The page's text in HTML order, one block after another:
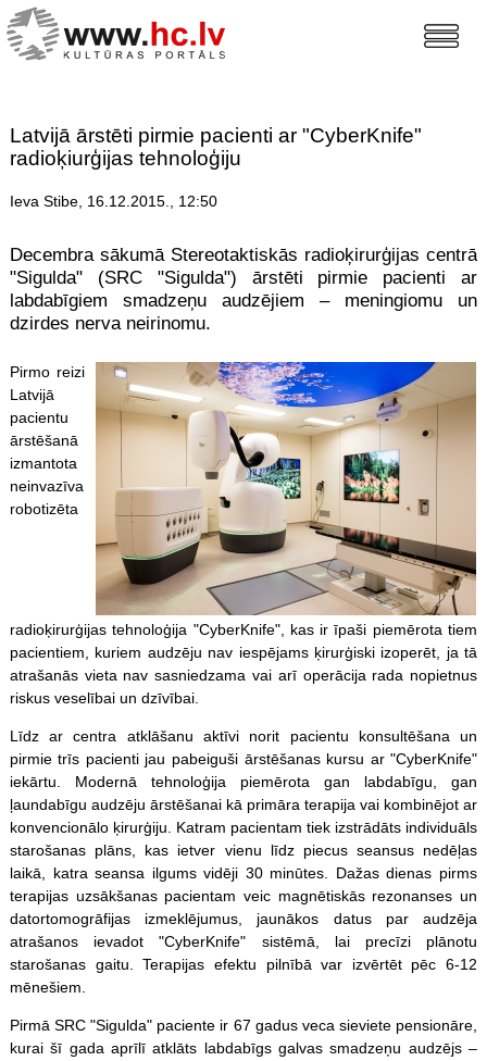
Latvijā ārstēti pirmie pacienti ar "CyberKnife"
radioķiurģijas tehnoloģiju
Ieva Stibe, 16.12.2015., 12:50
Decembra sākumā Stereotaktiskās radioķirurģijas centrā
"Sigulda" (SRC "Sigulda") ārstēti pirmie pacienti ar
labdabīgiem smadzeņu audzējiem – meningiomu un
dzirdes nerva neirinomu.
Pirmo reizi
Latvijā
pacientu
ārstēšanā
izmantota
neinvazīva
robotizēta
radioķirurģijas tehnoloģija "CyberKnife", kas ir īpaši piemērota tiem
pacientiem, kuriem audzēju nav iespējams ķirurģiski izoperēt, ja tā
atrašanās vieta nav sasniedzama vai arī operācija rada nopietnus
riskus veselībai un dzīvībai.
Līdz ar centra atklāšanu aktīvi norit pacientu konsultēšana un
pirmie trīs pacienti jau pabeiguši ārstēšanas kursu ar "CyberKnife"
iekārtu. Modernā tehnoloģija piemērota gan labdabīgu, gan
ļaundabīgu audzēju ārstēšanai kā primāra terapija vai kombinējot ar
konvencionālo ķirurģiju. Katram pacientam tiek izstrādāts individuāls
starošanas plāns, kas ietver vienu līdz piecus seansus nedēļas
laikā, katra seansa ilgums vidēji 30 minūtes. Dažas dienas pirms
terapijas uzsākšanas pacientam veic magnētiskās rezonanses un
datortomogrāfijas izmeklējumus, jaunākos datus par audzēja
atrašanos ievadot "CyberKnife" sistēmā, lai precīzi plānotu
starošanas gaitu. Terapijas efektu pilnībā var izvērtēt pēc 6-12
mēnešiem.
Pirmā SRC "Sigulda" paciente ir 67 gadus veca sieviete pensionāre,
kurai šī gada aprīlī atklāts labdabīgs galvas smadzeņu audzējs –